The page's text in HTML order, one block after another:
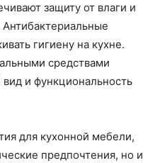
защиту от влаги и
гигиену на кухне.
средствами
и функциональность
для кухонной мебели,
предпочтения, но и